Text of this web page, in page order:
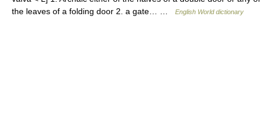
the leaves of a folding door 2. a gate… …
English World dictionary